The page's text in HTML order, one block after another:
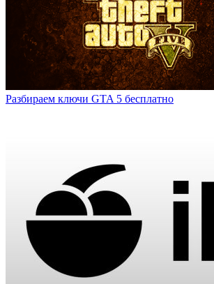
Разбираем ключи GTA 5 бесплатно